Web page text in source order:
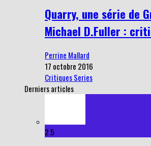
Quarry, une série de
Michael D.Fuller :
Perrine Mallard
17 octobre 2016
Critiques Series
Derniers articles
2.5